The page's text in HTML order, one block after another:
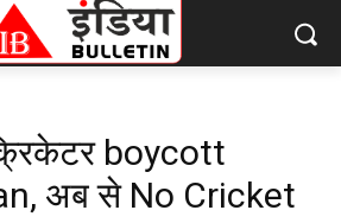
boycott
अब से No Cricket